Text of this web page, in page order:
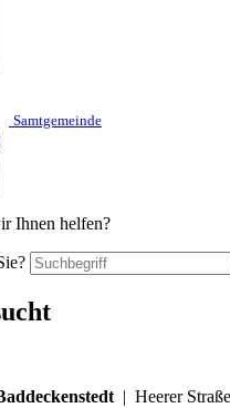
Samtgemeinde
Ihnen helfen?
| Heerer